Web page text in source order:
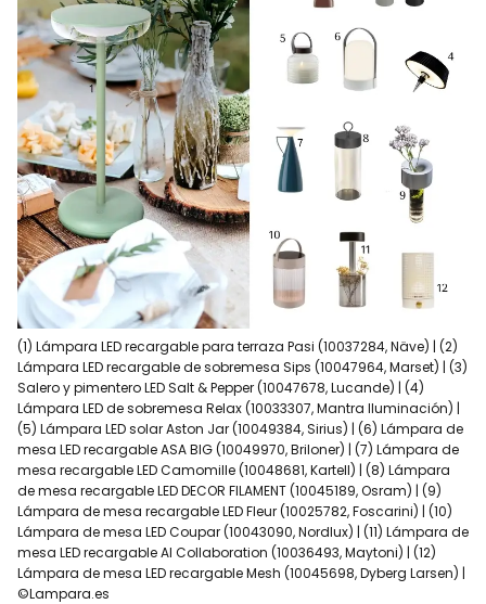
(1) Lámpara LED recargable para terraza Pasi (10037284, Näve) | (2)
Lámpara LED recargable de sobremesa Sips (10047964, Marset) | (3)
Salero y pimentero LED Salt & Pepper (10047678, Lucande) | (4)
Lámpara LED de sobremesa Relax (10033307, Mantra Iluminación) |
(5) Lámpara LED solar Aston Jar (10049384, Sirius) | (6) Lámpara de
mesa LED recargable ASA BIG (10049970, Briloner) | (7) Lámpara de
mesa recargable LED Camomille (10048681, Kartell) | (8) Lámpara
de mesa recargable LED DECOR FILAMENT (10045189, Osram) | (9)
Lámpara de mesa recargable LED Fleur (10025782, Foscarini) | (10)
Lámpara de mesa LED Coupar (10043090, Nordlux) | (11) Lámpara de
mesa LED recargable AI Collaboration (10036493, Maytoni) | (12)
Lámpara de mesa LED recargable Mesh (10045698, Dyberg Larsen) |
©Lampara.es